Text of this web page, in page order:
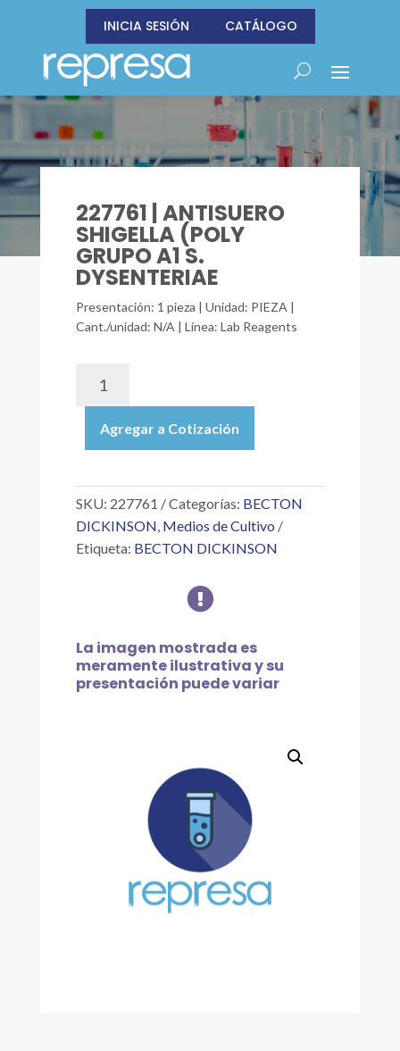
INICIA SESIÓN CATÁLOGO
227761 | ANTISUERO
SHIGELLA (POLY
GRUPO A1 S.
DYSENTERIAE
Presentación: 1 pieza | Unidad: PIEZA |
Cant./unidad: N/A | Línea: Lab Reagents
SHIGELLA
(POLY
A1
DYSENTERIAE
cantidad
Agregar a Cotización
SKU: 227761 Categorías: BECTON
DICKINSON, Medios de Cultivo
Etiqueta: BECTON DICKINSON

La imagen mostrada es
meramente ilustrativa y su
presentación puede variar